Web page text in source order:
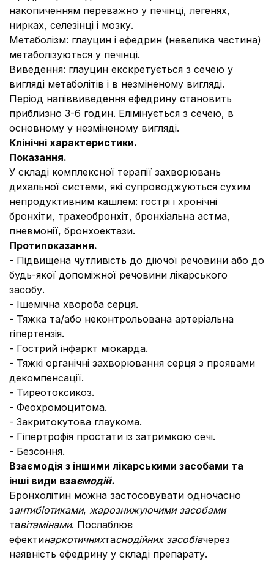
накопиченням переважно у печінці, легенях,
нирках, селезінці і мозку.
Метаболізм: глауцин і ефедрин (невелика частина)
метаболізуються у печінці.
Виведення: глауцин екскретується з сечею у
вигляді метаболітів і в незміненому вигляді.
Період напіввиведення ефедрину становить
приблизно 3-6 годин. Елімінується з сечею, в
основному у незміненому вигляді.
Клінічні характеристики.
Показання.
У складі комплексної терапії захворювань
дихальної системи, які супроводжуються сухим
непродуктивним кашлем: гострі і хронічні
бронхіти, трахеобронхіт, бронхіальна астма,
пневмонії, бронхоектази.
Протипоказання.
- Підвищена чутливість до діючої речовини або до
будь-якої допоміжної речовини лікарського
засобу.
- Ішемічна хвороба серця.
- Тяжка та/або неконтрольована артеріальна
гіпертензія.
- Гострий інфаркт міокарда.
- Тяжкі органічні захворювання серця з проявами
декомпенсації.
- Тиреотоксикоз.
- Феохромоцитома.
- Закритокутова глаукома.
- Гіпертрофія простати із затримкою сечі.
- Безсоння.
Взаємодія з іншими лікарськими засобами та
інші види взаємодій.
Бронхолітин можна застосовувати одночасно
зантибіотиками, жарознижуючими засобами
тавітамінами. Послаблює
ефектинаркотичнихтаснодійних засобівчерез
наявність ефедрину у складі препарату.